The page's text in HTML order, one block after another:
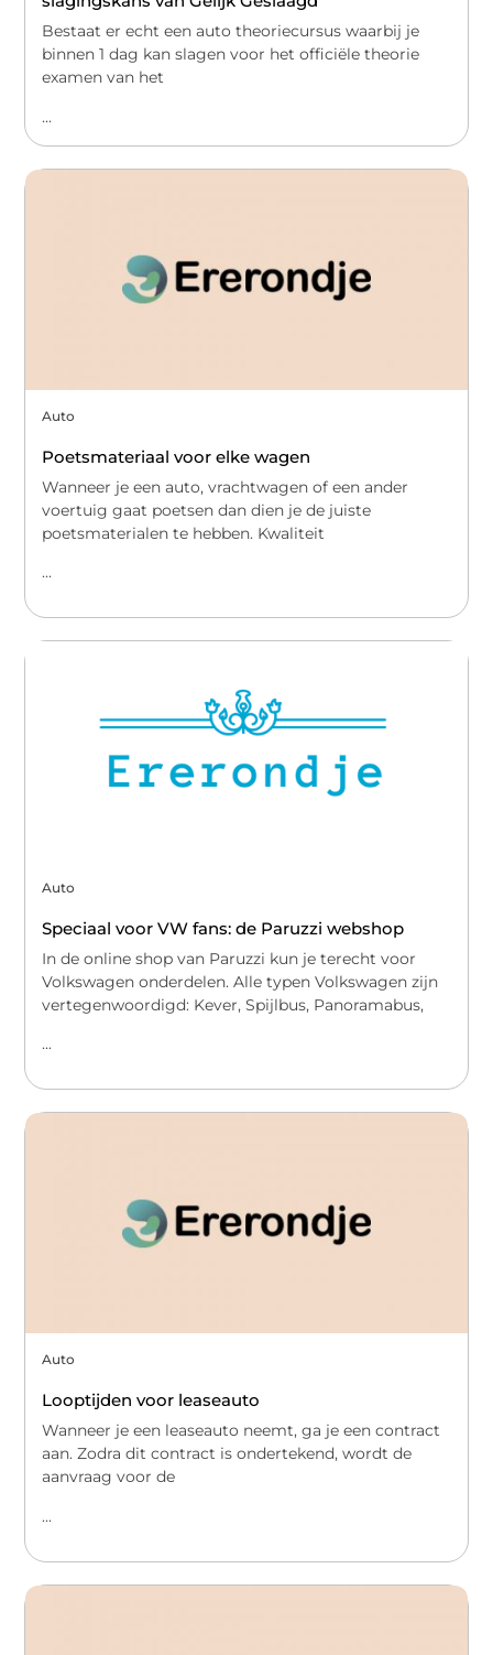
Bestaat er echt een auto theoriecursus waarbij je
binnen 1 dag kan slagen voor het officiële theorie
examen van het
...
Auto
Poetsmateriaal voor elke wagen
Wanneer je een auto, vrachtwagen of een ander
voertuig gaat poetsen dan dien je de juiste
poetsmaterialen te hebben. Kwaliteit
...
Auto
Speciaal voor VW fans: de Paruzzi webshop
In de online shop van Paruzzi kun je terecht voor
Volkswagen onderdelen. Alle typen Volkswagen zijn
vertegenwoordigd: Kever, Spijlbus, Panoramabus,
...
Auto
Looptijden voor leaseauto
Wanneer je een leaseauto neemt, ga je een contract
aan. Zodra dit contract is ondertekend, wordt de
aanvraag voor de
...